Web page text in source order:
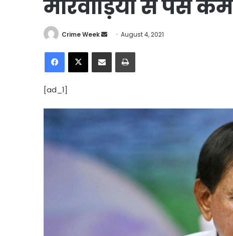
मारवाड़ियों से पैसे
Crime Week
Send
email
August 4, 2021
Facebook
X Share via Email Print
[ad_1]